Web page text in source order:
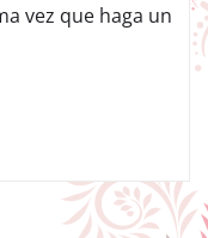
vez que haga un